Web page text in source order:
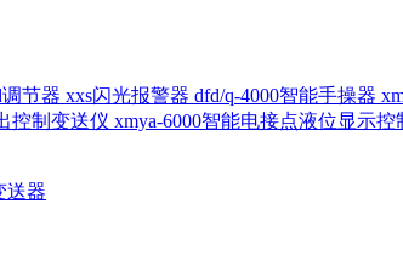
调节器 xxs闪光报警器 dfd/q-4000智能手操器
控制变送仪 xmya-6000智能电接点液位显示控
送器